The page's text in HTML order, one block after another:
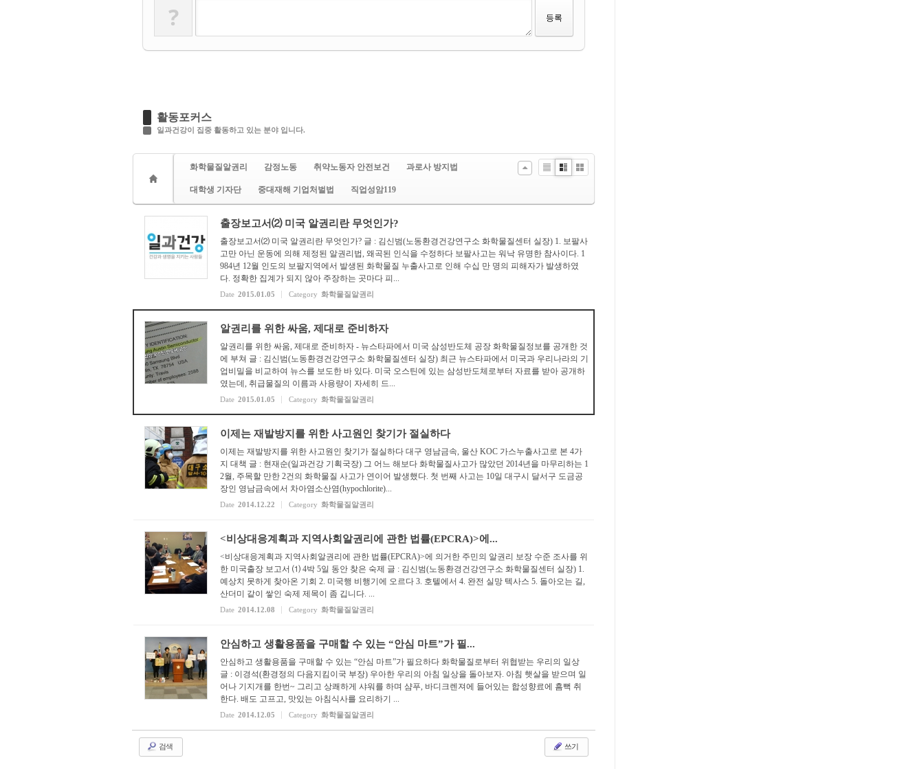
?
활동포커스
일과건강이 집중 활동하고 있는 분야 입니다.
화학물질알권리 감정노동 취약노동자 안전보건 과로사 방지법
대학생 기자단 중대재해 기업처벌법 직업성암119
Li
Zi
e
G
le
출장보고서⑵ 미국 알권리란 무엇인가?
출장보고서⑵ 미국 알권리란 무엇인가? 글 : 김신범(노동환경건강연구소 화학물질센터 실장) 1. 보팔사
고만 아닌 운동에 의해 제정된 알권리법, 왜곡된 인식을 수정하다 보팔사고는 워낙 유명한 참사이다. 1
984년 12월 인도의 보팔지역에서 발생된 화학물질 누출사고로 인해 수십 만 명의 피해자가 발생하였
다. 정확한 집계가 되지 않아 주장하는 곳마다 피...
Date 2015.01.05 Category 화학물질알권리
알권리를 위한 싸움, 제대로 준비하자
알권리를 위한 싸움, 제대로 준비하자 - 뉴스타파에서 미국 삼성반도체 공장 화학물질정보를 공개한 것
에 부쳐 글 : 김신범(노동환경건강연구소 화학물질센터 실장) 최근 뉴스타파에서 미국과 우리나라의 기
업비밀을 비교하여 뉴스를 보도한 바 있다. 미국 오스틴에 있는 삼성반도체로부터 자료를 받아 공개하
였는데, 취급물질의 이름과 사용량이 자세히 드...
Date 2015.01.05 Category 화학물질알권리
이제는 재발방지를 위한 사고원인 찾기가 절실하다
이제는 재발방지를 위한 사고원인 찾기가 절실하다 대구 영남금속, 울산 KOC 가스누출사고로 본 4가
지 대책 글 : 현재순(일과건강 기획국장) 그 어느 해보다 화학물질사고가 많았던 2014년을 마무리하는 1
2월, 주목할 만한 2건의 화학물질 사고가 연이어 발생했다. 첫 번째 사고는 10일 대구시 달서구 도금공
장인 영남금속에서 차아염소산염(hypochlorite)...
Date 2014.12.22 Category 화학물질알권리
<비상대응계획과 지역사회알권리에 관한 법률(EPCRA)>에...
<비상대응계획과 지역사회알권리에 관한 법률(EPCRA)>에 의거한 주민의 알권리 보장 수준 조사를 위
한 미국출장 보고서 ⑴ 4박 5일 동안 찾은 숙제 글 : 김신범(노동환경건강연구소 화학물질센터 실장) 1.
예상치 못하게 찾아온 기회 2. 미국행 비행기에 오르다 3. 호텔에서 4. 완전 실망 텍사스 5. 돌아오는 길,
산더미 같이 쌓인 숙제 제목이 좀 깁니다. ...
Date 2014.12.08 Category 화학물질알권리
안심하고 생활용품을 구매할 수 있는 “안심 마트”가 필...
안심하고 생활용품을 구매할 수 있는 “안심 마트”가 필요하다 화학물질로부터 위협받는 우리의 일상
글 : 이경석(환경정의 다음지킴이국 부장) 우아한 우리의 아침 일상을 돌아보자. 아침 햇살을 받으며 일
어나 기지개를 한번~ 그리고 상쾌하게 샤워를 하며 샴푸, 바디크렌져에 들어있는 합성향료에 흠뻑 취
한다. 배도 고프고, 맛있는 아침식사를 요리하기 ...
Date 2014.12.05 Category 화학물질알권리
검색 쓰기